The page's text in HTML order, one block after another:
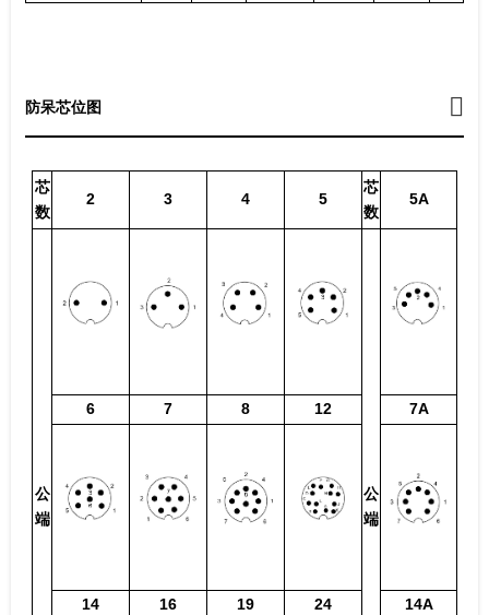
防呆芯位图
芯
数
2 3 4 5
芯
数
5A
公
端
公
端
6 7 8 12 7A
14 16 19 24 14A